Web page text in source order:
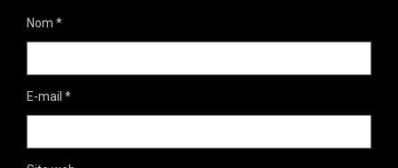
Nom *
E-mail *